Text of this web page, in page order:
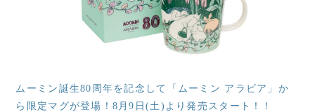
ムーミン誕生80周年を記念して「ムーミン アラビア」か
ら限定マグが登場！8月9日(土)より発売スタート！！